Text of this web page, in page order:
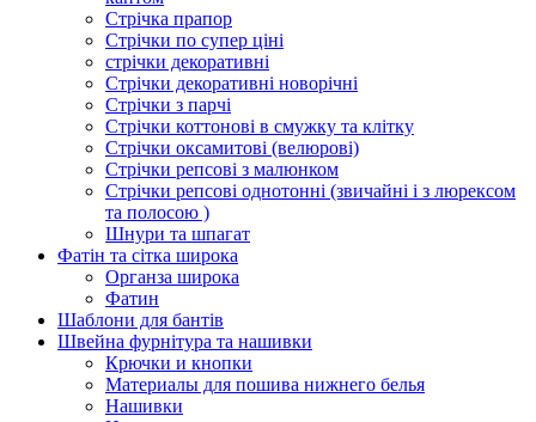
Стрічка прапор
Стрічки по супер ціні
стрічки декоративні
Стрічки декоративні новорічні
Стрічки з парчі
Стрічки коттонові в смужку та клітку
Стрічки оксамитові (велюрові)
Стрічки репсові з малюнком
Стрічки репсові однотонні (звичайні і з люрексом
та полосою )
Шнури та шпагат
Фатін та сітка широка
Органза широка
Фатин
Шаблони для бантів
Швейна фурнітура та нашивки
Крючки и кнопки
Материалы для пошива нижнего белья
Нашивки